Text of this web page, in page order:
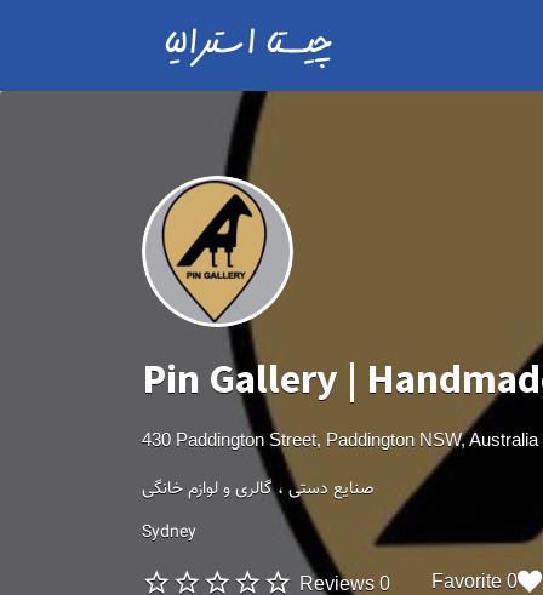
Pin Gallery |
430 Paddington Street, Paddington NSW, Australia
صنایع دستی ، گالری و لوازم خانگی
Sydney
0 Reviews 0 Favorite